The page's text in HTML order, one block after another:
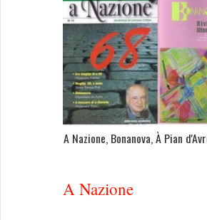
A Nazione, Bonanova, À Pian
A Nazione